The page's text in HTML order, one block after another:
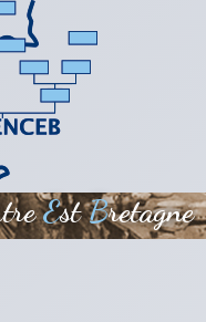
contenu principal
EstBretagne